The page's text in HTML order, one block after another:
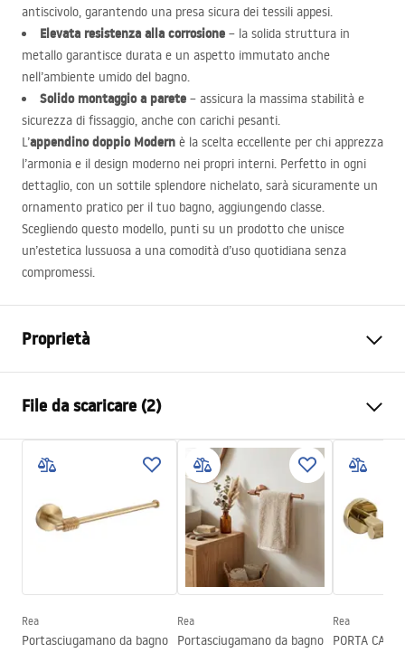
antiscivolo, garantendo una presa sicura dei tessili appesi.
Elevata resistenza alla corrosione – la solida struttura in
metallo garantisce durata e un aspetto immutato anche
nell’ambiente umido del bagno.
Solido montaggio a parete – assicura la massima stabilità e
sicurezza di fissaggio, anche con carichi pesanti.
L’appendino doppio Modern è la scelta eccellente per chi apprezza
l’armonia e il design moderno nei propri interni. Perfetto in ogni
dettaglio, con un sottile splendore nichelato, sarà sicuramente un
ornamento pratico per il tuo bagno, aggiungendo classe.
Scegliendo questo modello, punti su un prodotto che unisce
un’estetica lussuosa a una comodità d’uso quotidiana senza
compromessi.
Proprietà
Materiale
Metodo di installazione
A vite
Larghezza
65mm
Altezza
50mm
Profondità
70mm
Modern
24 mesi
File da scaricare (2)
Informazioni sulla sicurezza
WARUNKI_BEZPIECZENSTWA_AKCESORIA_LAZIENKOWE.
Warranty_Terms_and_Conditions_Accessories_-_24.pdf
Rea
Portasciugamano da bagno
Rea
Portasciugamano da bagno
Rea
PORTA